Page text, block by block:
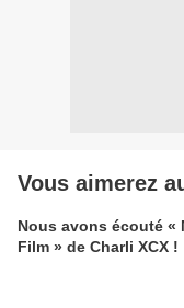
Vous aimerez
Nous avons écouté «
Film » de Charli XCX !